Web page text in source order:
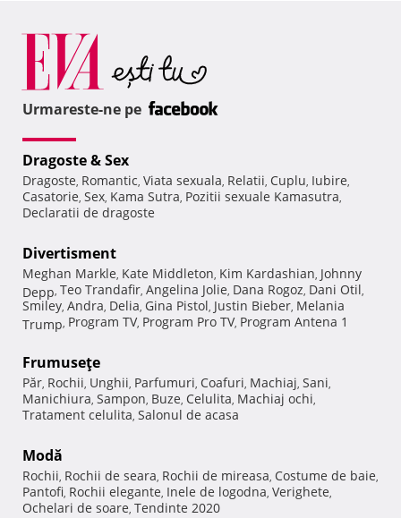
Urmareste-ne pe
Dragoste & Sex
Dragoste, Romantic, Viata sexuala, Relatii, Cuplu, Iubire,
Casatorie, Sex, Kama Sutra, Pozitii sexuale Kamasutra,
Declaratii de dragoste
Divertisment
Meghan Markle, Kate Middleton, Kim Kardashian, Johnny
Depp, Teo Trandafir, Angelina Jolie, Dana Rogoz, Dani Otil,
Smiley, Andra, Delia, Gina Pistol, Justin Bieber, Melania
Trump, Program TV, Program Pro TV, Program Antena 1
Frumuseţe
Păr, Rochii, Unghii, Parfumuri, Coafuri, Machiaj, Sani,
Manichiura, Sampon, Buze, Celulita, Machiaj ochi,
Tratament celulita, Salonul de acasa
Modă
Rochii, Rochii de seara, Rochii de mireasa, Costume de baie,
Pantofi, Rochii elegante, Inele de logodna, Verighete,
Ochelari de soare, Tendinte 2020